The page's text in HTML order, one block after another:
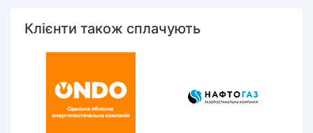
Клієнти також сплачують